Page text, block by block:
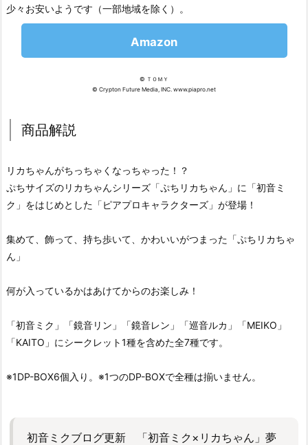
少々お安いようです（一部地域を除く）。
Amazon
© ＴＯＭＹ
© Crypton Future Media, INC. www.piapro.net
商品解説
リカちゃんがちっちゃくなっちゃった！？
ぷちサイズのリカちゃんシリーズ「ぷちリカちゃん」に「初音ミ
ク」をはじめとした「ピアプロキャラクターズ」が登場！
集めて、飾って、持ち歩いて、かわいいがつまった「ぷちリカちゃ
ん」
何が入っているかはあけてからのお楽しみ！
「初音ミク」「鏡音リン」「鏡音レン」「巡音ルカ」「MEIKO」
「KAITO」にシークレット1種を含めた全7種です。
※1DP-BOX6個入り。※1つのDP-BOXで全種は揃いません。
初音ミクブログ更新 「初音ミク×リカちゃん」夢